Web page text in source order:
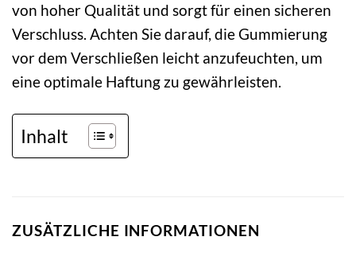
von hoher Qualität und sorgt für einen sicheren
Verschluss. Achten Sie darauf, die Gummierung
vor dem Verschließen leicht anzufeuchten, um
eine optimale Haftung zu gewährleisten.
Inhalt
ZUSÄTZLICHE INFORMATIONEN